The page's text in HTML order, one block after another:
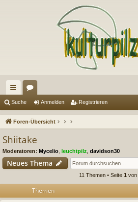
ch
ne
riff
en
Suche Anmelden Registrieren
Foren-Übersicht
Shiitake
Moderatoren: Mycelio leuchtpilz davidson30
Neues Thema
11 Themen • Seite 1 von
Themen